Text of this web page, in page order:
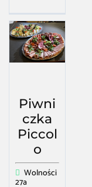
Piwni
czka
Piccol
o
Wolności
27a